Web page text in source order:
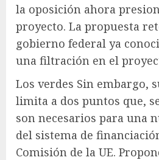
la oposición ahora
proyecto. La propuesta
gobierno federal ya
una filtración en el
Los verdes Sin embargo,
limita a dos puntos que,
son necesarios para una
del sistema de
Comisión de la UE.